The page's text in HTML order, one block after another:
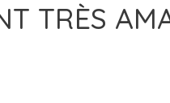
TRÈS